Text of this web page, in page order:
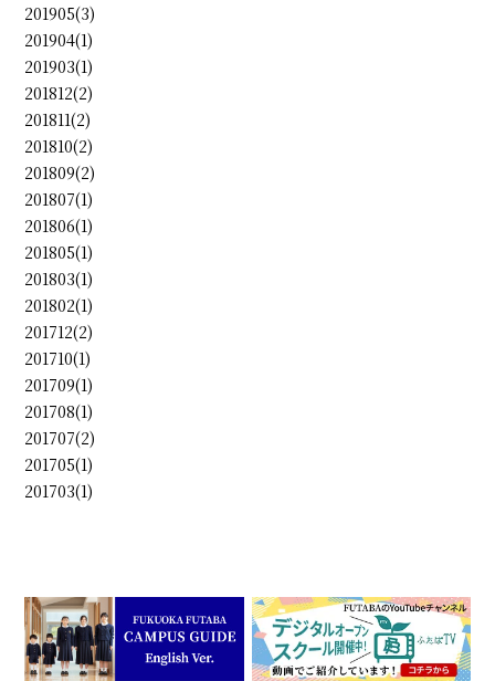
201905(3)
201904(1)
201903(1)
201812(2)
201811(2)
201810(2)
201809(2)
201807(1)
201806(1)
201805(1)
201803(1)
201802(1)
201712(2)
201710(1)
201709(1)
201708(1)
201707(2)
201705(1)
201703(1)